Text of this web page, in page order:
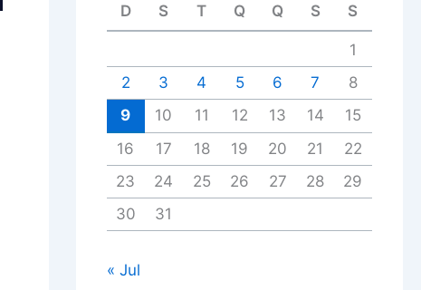
D S T Q Q S S
1
2
3 4 5 6 7
8
9
10 11 12 13 14
15
16
17 18 19 20 21
22
23
24 25 26 27 28
29
30
31
« Jul